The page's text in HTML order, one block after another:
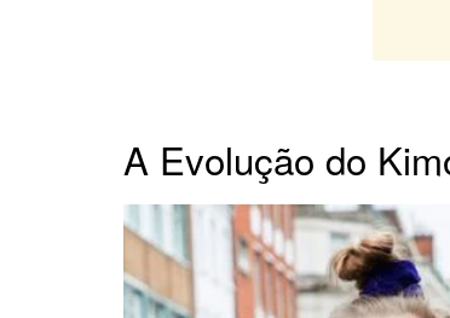
A Evolução do